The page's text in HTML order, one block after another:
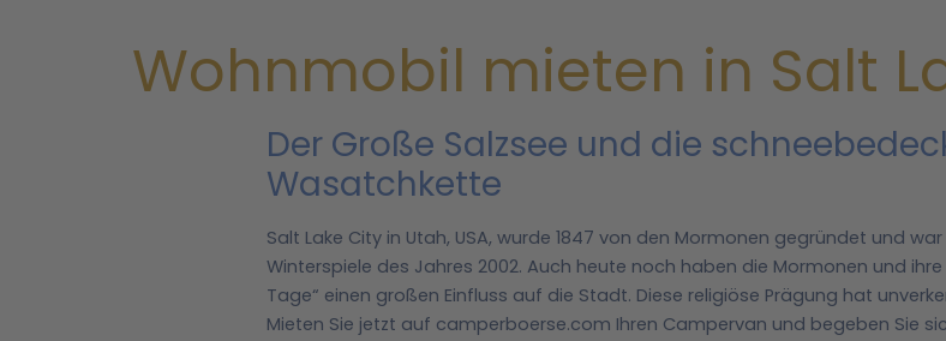
Wohnmobil mieten in Salt
Der Große Salzsee und die
Wasatchkette
Salt Lake City in Utah, USA, wurde 1847 von den Mormonen gegründet und
Winterspiele des Jahres 2002. Auch heute noch haben die Mormonen und
Tage“ einen großen Einfluss auf die Stadt. Diese religiöse Prägung hat
Mieten Sie jetzt auf camperboerse.com Ihren Campervan und begeben Sie